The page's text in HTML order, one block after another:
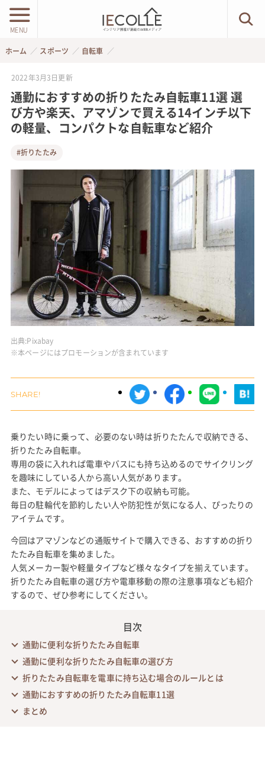
MENU
ホーム スポーツ 自転車
2022年3月3日更新
通勤におすすめの折りたたみ自転車11選 選
び方や楽天、アマゾンで買える14インチ以下
の軽量、コンパクトな自転車など紹介
#折りたたみ
出典:Pixabay
※本ページにはプロモーションが含まれています
乗りたい時に乗って、必要のない時は折りたたんで収納できる、
折りたたみ自転車。
専用の袋に入れれば電車やバスにも持ち込めるのでサイクリング
を趣味にしている人から高い人気があります。
また、モデルによってはデスク下の収納も可能。
毎日の駐輪代を節約したい人や防犯性が気になる人、ぴったりの
アイテムです。
今回はアマゾンなどの通販サイトで購入できる、おすすめの折り
たたみ自転車を集めました。
人気メーカー製や軽量タイプなど様々なタイプを揃えています。
折りたたみ自転車の選び方や電車移動の際の注意事項なども紹介
するので、ぜひ参考にしてください。
目次
通勤に便利な折りたたみ自転車
通勤に便利な折りたたみ自転車の選び方
折りたたみ自転車を電車に持ち込む場合のルールとは
通勤におすすめの折りたたみ自転車11選
まとめ